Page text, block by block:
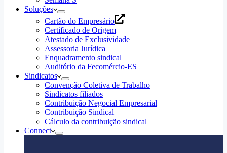
Soluções
Cartão do Empresário
Certificado de Origem
Atestado de Exclusividade
Assessoria Jurídica
Enquadramento sindical
Auditório da Fecomércio-ES
Sindicatos
Convenção Coletiva de Trabalho
Sindicatos filiados
Contribuição Negocial Empresarial
Contribuição Sindical
Cálculo da contribuição sindical
Connect